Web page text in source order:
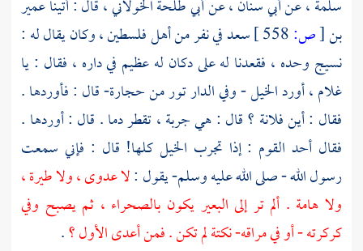
سلمة، عنأبي سنان، عنأبي طلحة الخولاني، قال : أتيناعمير
بن[ص: سعدفي نفر منأهلفلسطين، وكان يقال له :
نسيج وحده ، فقعدنا له على دكان له عظيم في داره ، فقال : يا
غلام ، أورد الخيل - وفي الدار تور من حجارة- قال : فأوردها .
فقال : أين فلانة ؟ قال : هي جربة ، تقطر دما . قال : أوردها .
فقال أحد القوم : إذا تجرب الخيل كلها! قال : فإني سمعت
رسول الله - صلى الله عليه وسلم- يقول :لا عدوى ، ولا طيرة ،
ولا هامة . ألم تر إلى البعير يكون بالصحراء ، ثم يصبح وفي
كركرته - أو في مراقه- نكتة لم تكن . فمن أعدى الأول ؟.